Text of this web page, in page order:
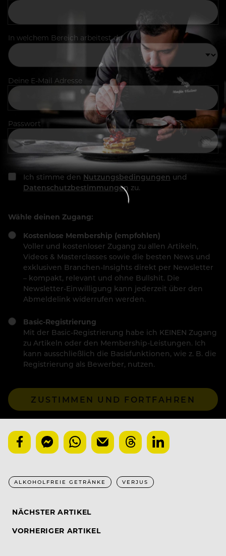
In welchem Bereich arbeitest du
Deine E-Mail Adresse
Passwort
Ich stimme den Nutzungsbedingungen und
Datenschutzbestimmungen zu.
Wähle deinen Zugang:
Kostenlose Membership (empfohlen)
Voller und kostenloser Zugang zu allen Artikeln,
Videos & Masterclasses sowie die besten News und
exklusiven Branchen-Insights direkt per Newsletter
– kompakt, relevant und ohne Bullshit. Die
Newsletter-Einwilligung kann jederzeit über den
Abmeldelink widerrufen werden.
Basic-Registrierung
Mit der Basic-Registrierung habe ich KEINEN Zugang
zu Artikeln oder den Membership-Leistungen. Ich
kann ausschließlich die Basisfunktionen, wie z. B. die
Registrierung als Bewerber, nutzen.
ZUSTIMMEN UND FORTFAHREN
ALKOHOLFREIE GETRÄNKE VERJUS
NÄCHSTER ARTIKEL
VORHERIGER ARTIKEL